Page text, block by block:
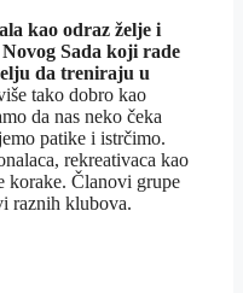
kao odraz želje i
Sada koji rade
da treniraju u
tako dobro kao
da nas neko čeka
patike i istrčimo.
rekreativaca kao
korake. Članovi grupe
raznih klubova.